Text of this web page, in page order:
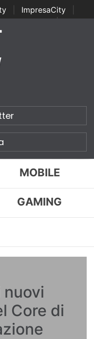
ImpresaCity
Awards | Italian
Awards
MOBILE
GAMING
nuovi
Core di